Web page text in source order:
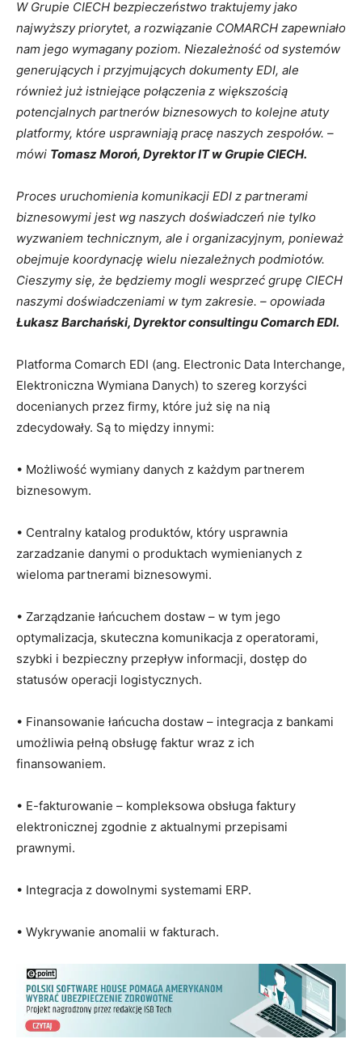
W Grupie CIECH bezpieczeństwo traktujemy jako
najwyższy priorytet, a rozwiązanie COMARCH zapewniało
nam jego wymagany poziom. Niezależność od systemów
generujących i przyjmujących dokumenty EDI, ale
również już istniejące połączenia z większością
potencjalnych partnerów biznesowych to kolejne atuty
platformy, które usprawniają pracę naszych zespołów. –
mówi Tomasz Moroń, Dyrektor IT w Grupie CIECH.
Proces uruchomienia komunikacji EDI z partnerami
biznesowymi jest wg naszych doświadczeń nie tylko
wyzwaniem technicznym, ale i organizacyjnym, ponieważ
obejmuje koordynację wielu niezależnych podmiotów.
Cieszymy się, że będziemy mogli wesprzeć grupę CIECH
naszymi doświadczeniami w tym zakresie. – opowiada
Łukasz Barchański, Dyrektor consultingu Comarch EDI.
Platforma Comarch EDI (ang. Electronic Data Interchange,
Elektroniczna Wymiana Danych) to szereg korzyści
docenianych przez firmy, które już się na nią
zdecydowały. Są to między innymi:
• Możliwość wymiany danych z każdym partnerem
biznesowym.
• Centralny katalog produktów, który usprawnia
zarzadzanie danymi o produktach wymienianych z
wieloma partnerami biznesowymi.
• Zarządzanie łańcuchem dostaw – w tym jego
optymalizacja, skuteczna komunikacja z operatorami,
szybki i bezpieczny przepływ informacji, dostęp do
statusów operacji logistycznych.
• Finansowanie łańcucha dostaw – integracja z bankami
umożliwia pełną obsługę faktur wraz z ich
finansowaniem.
• E-fakturowanie – kompleksowa obsługa faktury
elektronicznej zgodnie z aktualnymi przepisami
prawnymi.
• Integracja z dowolnymi systemami ERP.
• Wykrywanie anomalii w fakturach.